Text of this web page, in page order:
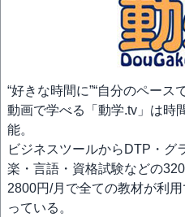
“好きな時間に”“自分のペース
動画で学べる「動学.tv」は時
能。
ビジネスツールからDTP・グ
楽・言語・資格試験などの
2800円/月で全ての教材が利
っている。